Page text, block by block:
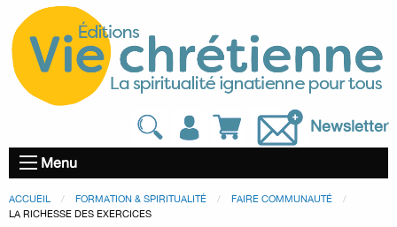
Newsletter
Menu
ACCUEIL FORMATION & SPIRITUALITÉ
FAIRE COMMUNAUTÉ
LA RICHESSE DES EXERCICES